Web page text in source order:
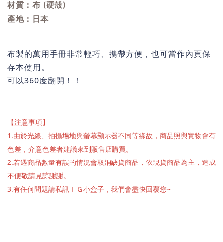
材質：布 (硬殼)
產地：日本
布製的萬用手冊非常輕巧、攜帶方便，也可當作內頁保
存本使用。
可以360度翻開！！
【注意事項】
1.由於光線、拍攝場地與螢幕顯示器不同等緣故，商品照與實物會有
色差，介意色差者建議來到販售店購買。
2.若遇商品數量有誤的情況會取消缺貨商品，依現貨商品為主，造成
不便敬請見諒謝謝。
3.有任何問題請私訊ＩＧ小盒子，我們會盡快回覆您~